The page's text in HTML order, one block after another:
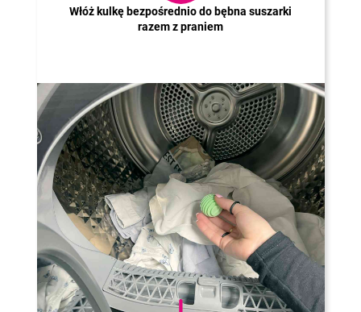
Włóż kulkę bezpośrednio do bębna suszarki
razem z praniem